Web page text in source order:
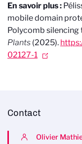
En savoir plus :
mobile domain
Polycomb silencing
Plants (2025).
02127-1
Contact
Olivier